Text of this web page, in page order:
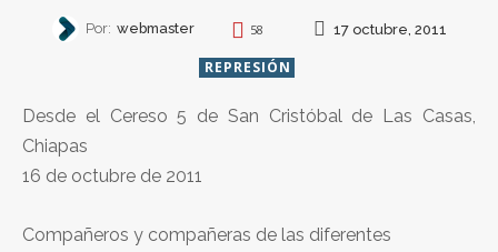
Por: webmaster 58 17 octubre, 2011
REPRESIÓN
Desde el Cereso 5 de San Cristóbal de Las Casas,
Chiapas
16 de octubre de 2011
Compañeros y compañeras de las diferentes